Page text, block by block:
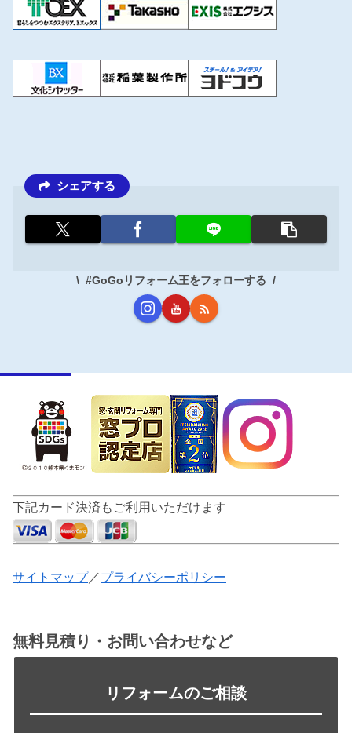
シェアする
#GoGoリフォーム王をフォローする
下記カード決済もご利用いただけます
サイトマップ／プライバシーポリシー
無料見積り・お問い合わせなど
リフォームのご相談